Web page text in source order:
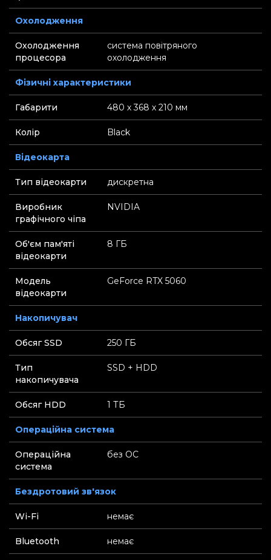
Охолодження
Охолодження
процесора
система повітряного
охолодження
Фізичні характеристики
Габарити 480 х 368 х 210 мм
Колір Black
Відеокарта
Тип відеокарти дискретна
Виробник
графічного чіпа
NVIDIA
Об'єм пам'яті
відеокарти
8 ГБ
Модель
відеокарти
GeForce RTX 5060
Накопичувач
Обсяг SSD 250 ГБ
Тип
накопичувача
SSD + HDD
Обсяг HDD 1 ТБ
Операційна система
Операційна
система
без ОС
Бездротовий зв'язок
Wi-Fi немає
Bluetooth немає